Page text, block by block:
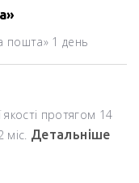
пошта» 1 день
протягом 14
Детальніше